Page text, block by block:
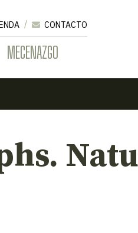
MECENAZGO
CONTACTO